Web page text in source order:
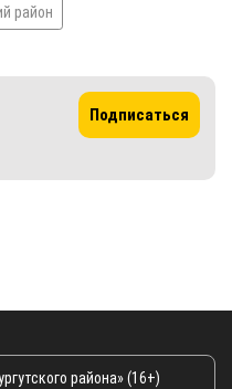
район
Подписаться
района» (16+)